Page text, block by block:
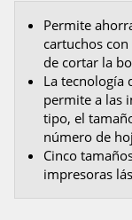
Permite
cartuchos
de cortar la
La tecnología
permite a las
tipo, el
número de
Cinco
impresoras